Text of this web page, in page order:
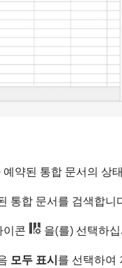
약된 통합 문서의 상
통합 문서를 검색합니
이콘 을(를) 선택하
모두 표시를 선택하여